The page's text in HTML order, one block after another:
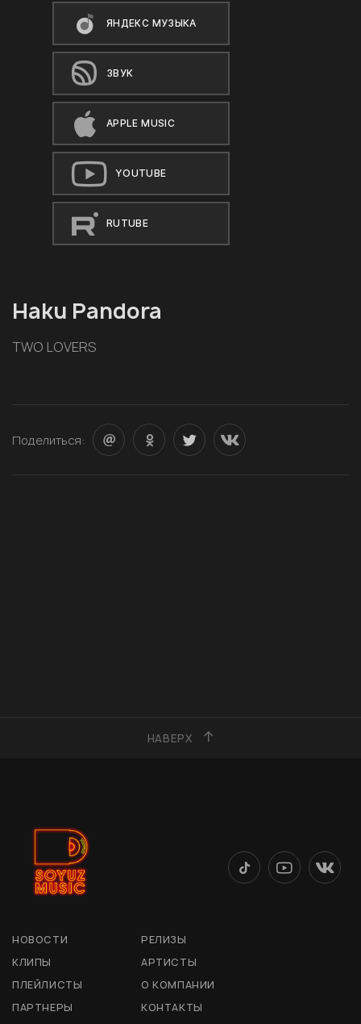
ЯНДЕКС МУЗЫКА
ЗВУК
APPLE MUSIC
YOUTUBE
RUTUBE
Haku Pandora
TWO LOVERS
Поделиться:
НАВЕРХ
НОВОСТИ
РЕЛИЗЫ
КЛИПЫ
АРТИСТЫ
ПЛЕЙЛИСТЫ
О КОМПАНИИ
ПАРТНЕРЫ
КОНТАКТЫ